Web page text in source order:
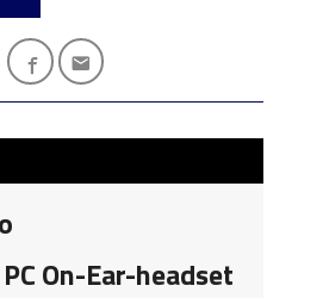
On-Ear-headset